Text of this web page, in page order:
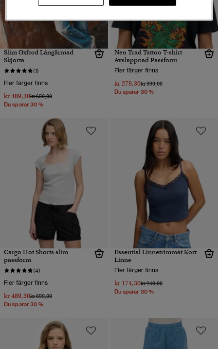
Slim Oxford Långärmad
Skjorta
(1)
Fler färger finns
kr 489,30Pris reducerat från
kr 699,00till
Du sparar 30 %
Neo Trad Tattoo T-shirt
Avslappnad Passform
Fler färger finns
kr 279,30Pris reducerat från
kr 399,00till
Du sparar 30 %
Cargo Hot Shorts slim
passform
(4)
Fler färger finns
kr 489,30Pris reducerat från
kr 699,00till
Du sparar 30 %
Essential Linnetrimmat Kort
Linne
Fler färger finns
kr 174,30Pris reducerat från
kr 249,00till
Du sparar 30 %